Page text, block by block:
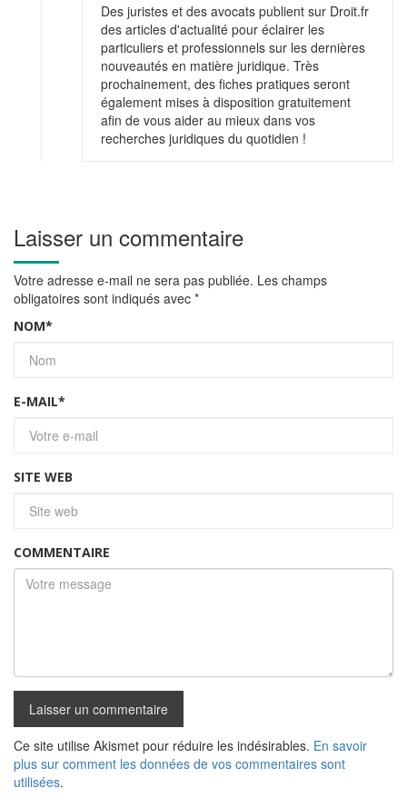
Des juristes et des avocats publient sur Droit.fr
des articles d'actualité pour éclairer les
particuliers et professionnels sur les dernières
nouveautés en matière juridique. Très
prochainement, des fiches pratiques seront
également mises à disposition gratuitement
afin de vous aider au mieux dans vos
recherches juridiques du quotidien !
Laisser un commentaire
Votre adresse e-mail ne sera pas publiée. Les champs
obligatoires sont indiqués avec *
NOM*
E-MAIL*
SITE WEB
COMMENTAIRE
Ce site utilise Akismet pour réduire les indésirables. En savoir
plus sur comment les données de vos commentaires sont
utilisées.